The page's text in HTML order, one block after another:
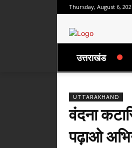
Thursday, August 6,
उत्तराखंड
UTTARAKHAND
वंदना
पढ़ाओ